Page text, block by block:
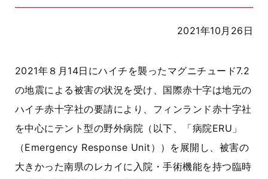
2021年10月26日
2021年８月14日にハイチを襲ったマグニチュード7.2
の地震による被害の状況を受け、国際赤十字は地元の
ハイチ赤十字社の要請により、フィンランド赤十字社
を中心にテント型の野外病院（以下、「病院ERU」
（Emergency Response Unit））を展開し、被害の
大きかった南県のレカイに入院・手術機能を持つ臨時